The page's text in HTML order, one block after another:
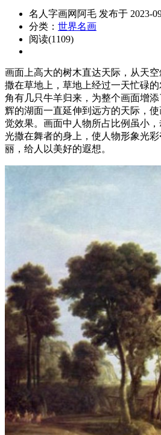
名人字画网阿毛 发布于 2023-
分类： 世界名画
阅读(1109)
画面上高大的树木直达天际，从天
撒在草地上，草地上经过一天忙碌
角有几只牛羊归来，为整个画面增
辉的湖面一直延伸到远方的天际，
觉效果。画面中人物所占比例虽小
光撒在舞者的身上，使人物形象光
丽，给人以美好的遐想。